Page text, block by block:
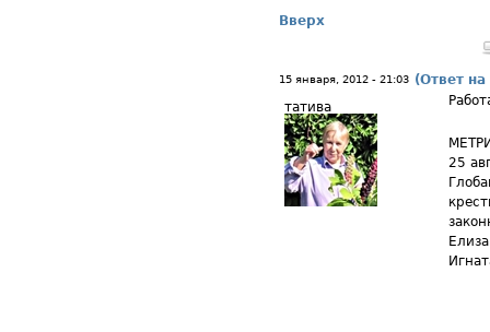
Вверх
15 января, 2012 - 21:03 (Ответ
татива
25